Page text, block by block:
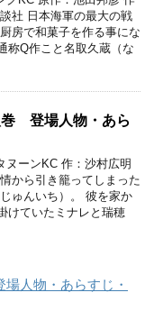
社 日本海軍の最大の戦
房で和菓子を作る事にな
称Q作こと名取久蔵（な
巻 登場人物・あら
ーンKC 作：沙村広明
から引き籠ってしまった
ゅんいち）。 彼を家か
けていたミナレと瑞穂
人物・あらすじ・